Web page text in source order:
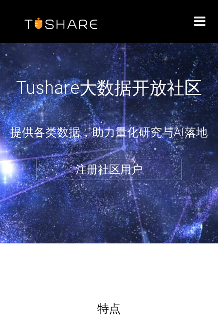
Tushare大数据开放社区
提供各类数据，助力量化研究与AI落地
注册社区用户
特点